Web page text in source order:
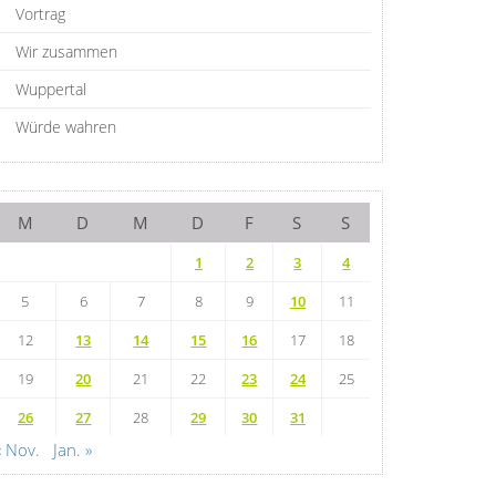
Vortrag
Wir zusammen
Wuppertal
Würde wahren
M D M D F S S
1 2 3
4
5
6 7 8 9 10
11
12
13 14 15 16 17
18
19
20 21 22 23 24
25
26
27 28 29 30 31
Nov. Jan. »